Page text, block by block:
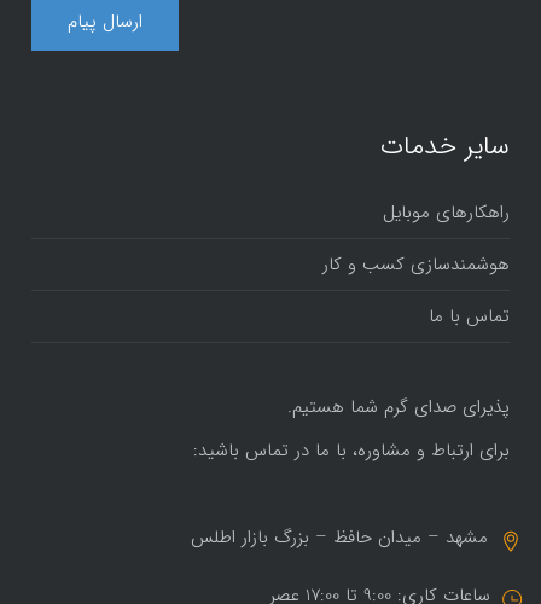
سایر خدمات
راهکارهای موبایل
هوشمندسازی کسب و کار
تماس با ما
پذیرای صدای گرم شما هستیم.
برای ارتباط و مشاوره، با ما در تماس باشید:
مشهد – میدان حافظ – بزرگ بازار اطلس
ساعات کاری: 9:00 تا 17:00 عصر